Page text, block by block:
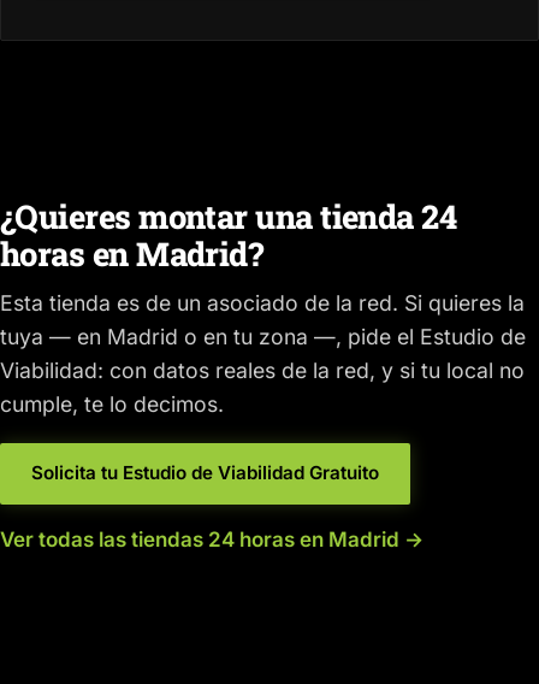
¿Quieres montar una tienda 24
horas en Madrid?
Esta tienda es de un asociado de la red. Si quieres la
tuya — en Madrid o en tu zona —, pide el Estudio de
Viabilidad: con datos reales de la red, y si tu local no
cumple, te lo decimos.
Solicita tu Estudio de Viabilidad Gratuito
Ver todas las tiendas 24 horas en Madrid →